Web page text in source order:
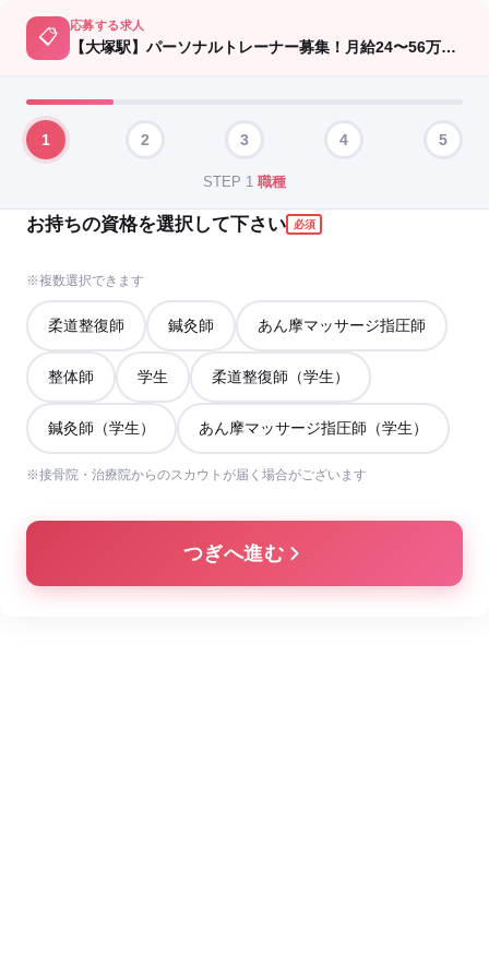
📋
応募する求人
【大塚駅】パーソナルトレーナー募集！月給24〜56万円◎未経験OK・完全週休2日＜FIXGYM 大塚＞
1 2 3 4 5
STEP 1 職種
お持ちの資格を選択して下さい 必須
※複数選択できます
柔道整復師 鍼灸師 あん摩マッサージ指圧師
整体師 学生 柔道整復師（学生）
鍼灸師（学生） あん摩マッサージ指圧師（学生）
※接骨院・治療院からのスカウトが届く場合がございます
つぎへ進む